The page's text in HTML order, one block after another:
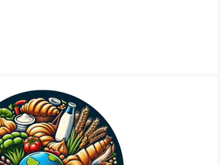
Babà Grande Artigiancarta
Pezzi)